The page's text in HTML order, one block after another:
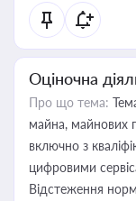
Оціночна
Про що тема:
майна, майнових
включно з
цифровими
Відстеження